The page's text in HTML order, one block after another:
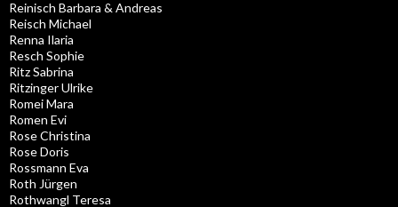
Reinisch Barbara & Andreas
Reisch Michael
Renna Ilaria
Resch Sophie
Ritz Sabrina
Ritzinger Ulrike
Romei Mara
Romen Evi
Rose Christina
Rose Doris
Rossmann Eva
Roth Jürgen
Rothwangl Teresa